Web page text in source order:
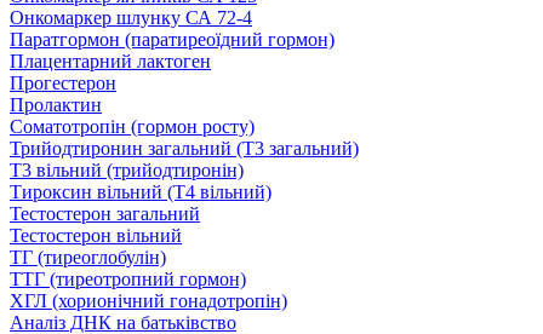
Онкомаркер шлунку СА 72-4
Паратгормон (паратиреоїдний гормон)
Плацентарний лактоген
Прогестерон
Пролактин
Соматотропін (гормон росту)
Трийодтиронин загальний (Т3 загальний)
Т3 вільний (трийодтиронін)
Тироксин вільний (Т4 вільний)
Тестостерон загальний
Тестостерон вільний
ТГ (тиреоглобулін)
ТТГ (тиреотропний гормон)
ХГЛ (хорионічний гонадотропін)
Аналіз ДНК на батьківство